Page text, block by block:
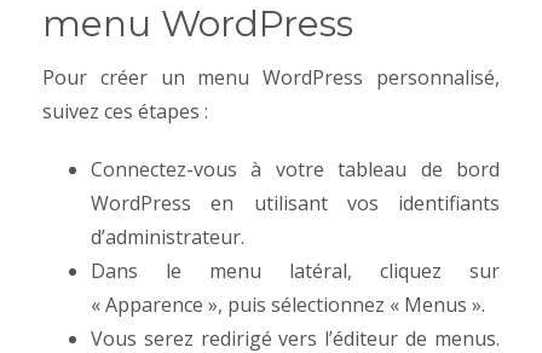
menu WordPress
Pour créer un menu WordPress personnalisé,
suivez ces étapes :
Connectez-vous à votre tableau de bord
WordPress en utilisant vos identifiants
d’administrateur.
Dans le menu latéral, cliquez sur
« Apparence », puis sélectionnez « Menus ».
Vous serez redirigé vers l’éditeur de menus.